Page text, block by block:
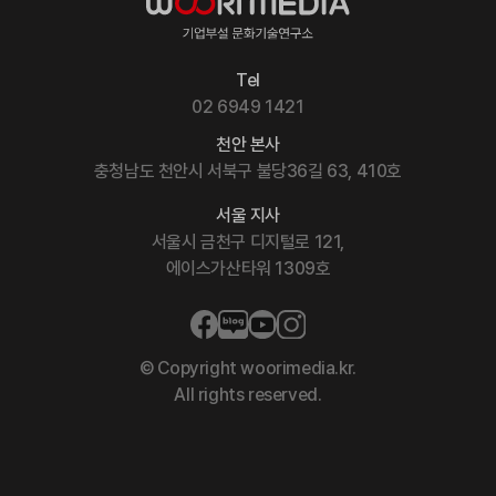
천안 본사
충청남도 천안시 서북구 불당36길 63, 410호
Tel
02 6949 1421
서울 지사
서울시 금천구 디지털로 121,
에이스가산타워 1309호
© Copyright woorimedia.kr.
All rights reserved.